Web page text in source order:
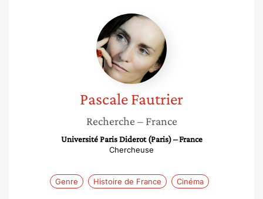
Pascale
Fautrier
PascaleFautrier
Recherche – France
Université Paris Diderot (Paris) – France
Chercheuse
Genre Histoire de France Cinéma